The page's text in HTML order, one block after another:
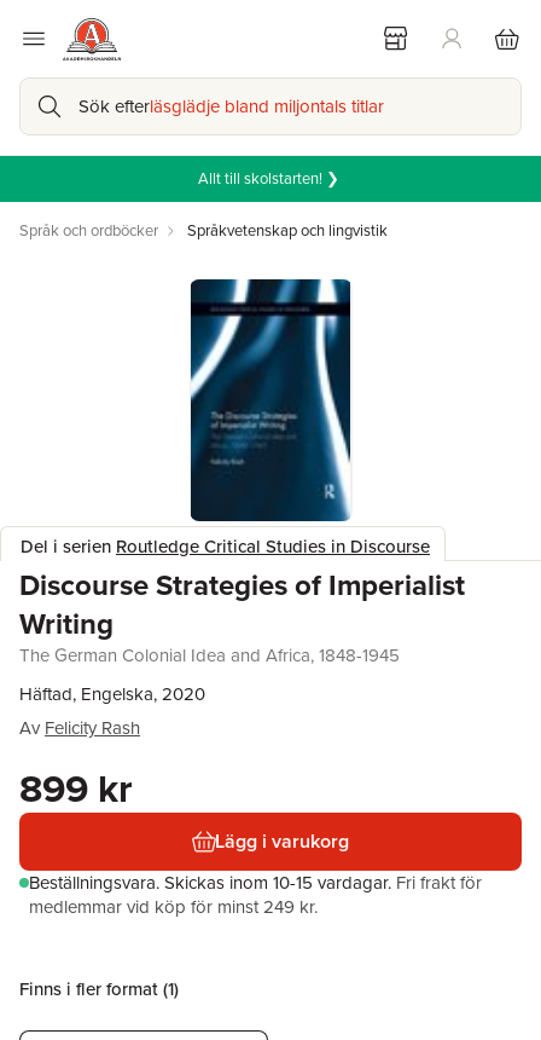
Sök efterläsglädje bland miljontals titlar
Allt till skolstarten! ❯
Språk och ordböcker Språkvetenskap och lingvistik
Del i serien Routledge Critical Studies in Discourse
Discourse Strategies of Imperialist
Writing
The German Colonial Idea and Africa, 1848-1945
Häftad, Engelska, 2020
Av Felicity Rash
899 kr
Lägg i varukorg
Beställningsvara.Skickas inom 10-15 vardagar. Fri frakt för
medlemmar vid köp för minst 249 kr.
Finns i fler format (1)